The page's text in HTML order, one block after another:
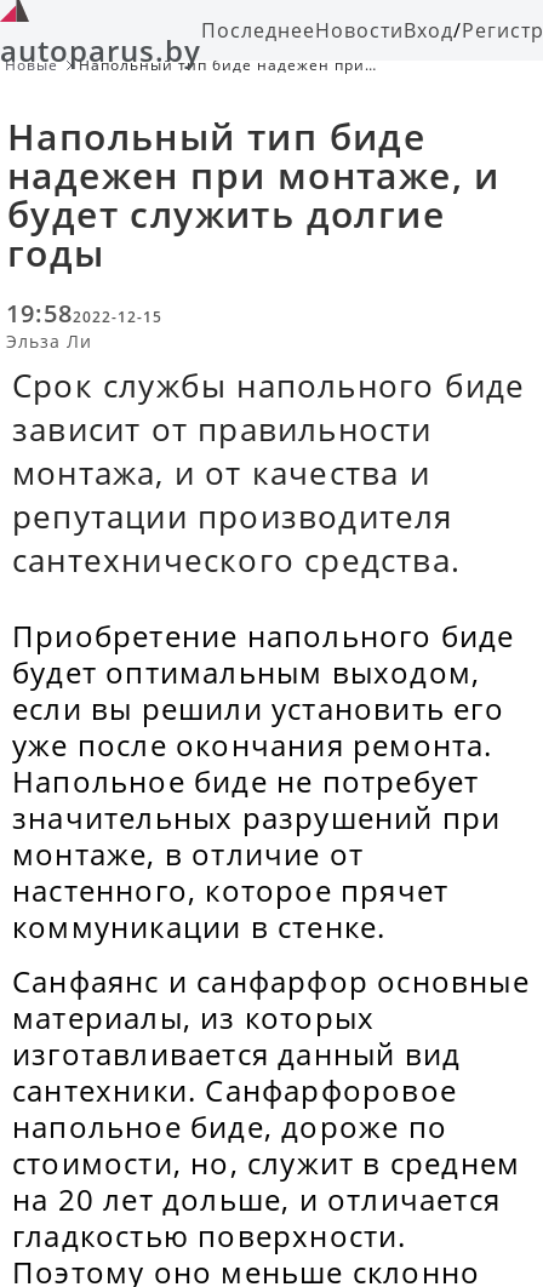
autoparus.byПоследнееНовостиВход/
Новые
Напольный тип биде надежен при
Напольный тип биде
надежен при монтаже, и
будет служить долгие
годы
19:582022-12-15
Эльза Ли
Срок службы напольного биде
зависит от правильности
монтажа, и от качества и
репутации производителя
сантехнического средства.
Приобретение напольного биде
будет оптимальным выходом,
если вы решили установить его
уже после окончания ремонта.
Напольное биде не потребует
значительных разрушений при
монтаже, в отличие от
настенного, которое прячет
коммуникации в стенке.
Санфаянс и санфарфор основные
материалы, из которых
изготавливается данный вид
сантехники. Санфарфоровое
напольное биде, дороже по
стоимости, но, служит в среднем
на 20 лет дольше, и отличается
гладкостью поверхности.
Поэтому оно меньше склонно